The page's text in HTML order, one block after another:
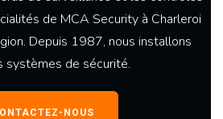
de MCA Security à Charleroi
Depuis 1987, nous installons
systèmes de sécurité.
NOUS